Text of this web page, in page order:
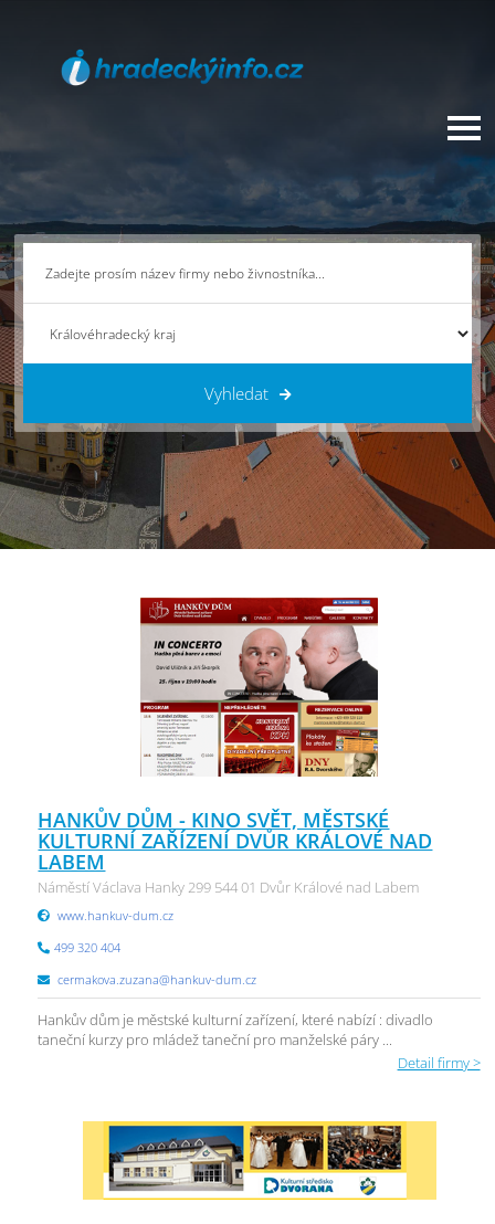
Vyhledat
HANKŮV DŮM - KINO SVĚT, MĚSTSKÉ
KULTURNÍ ZAŘÍZENÍ DVŮR KRÁLOVÉ NAD
LABEM
Náměstí Václava Hanky 299 544 01 Dvůr Králové nad Labem
www.hankuv-dum.cz
499 320 404
cermakova.zuzana@hankuv-dum.cz
Hankův dům je městské kulturní zařízení, které nabízí : divadlo
taneční kurzy pro mládež taneční pro manželské páry ...
Detail firmy >